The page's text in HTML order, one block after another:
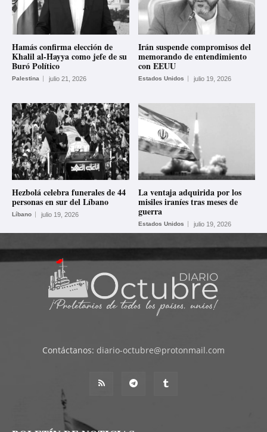
Hamás confirma elección de
Khalil al-Hayya como jefe de su
Buró Político
Palestina julio 21, 2026
Irán suspende compromisos del
memorando de entendimiento
con EEUU
Estados Unidos julio 19, 2026
Hezbolá celebra funerales de 44
personas en sur del Líbano
Líbano julio 19, 2026
La ventaja adquirida por los
misiles iraníes tras meses de
guerra
Estados Unidos julio 19, 2026
Contáctanos: diario-octubre@protonmail.com